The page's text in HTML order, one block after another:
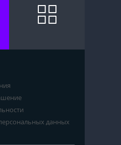
данных